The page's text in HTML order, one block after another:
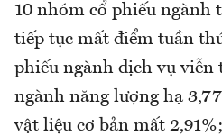
10 nhóm cổ phiếu ngành
tiếp tục mất điểm tuần
phiếu ngành dịch vụ viễn
ngành năng lượng hạ
vật liệu cơ bản mất